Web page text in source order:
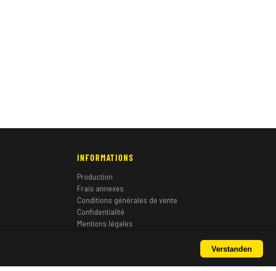
INFORMATIONS
Production
Frais annexes
Conditions générales de vente
Confidentialité
Mentions légales
Verstanden